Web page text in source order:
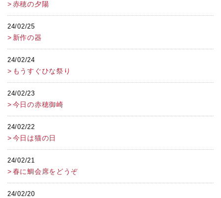
赤穂の夕陽
24/02/25
新作の器
24/02/24
もうすぐひな祭り
24/02/23
今日の赤穂御崎
24/02/22
今日は猫の日
24/02/21
春に鯛会席をどうぞ
24/02/20